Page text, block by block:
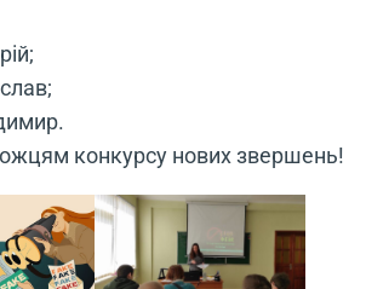
конкурсу нових звершень!